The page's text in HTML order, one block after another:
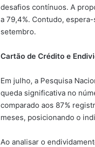
desafios contínuos. A
a 79,4%. Contudo,
setembro.
Cartão de Crédito e
Em julho, a Pesquisa
queda significativa no
comparado aos 87%
meses, posicionando o
Ao analisar o